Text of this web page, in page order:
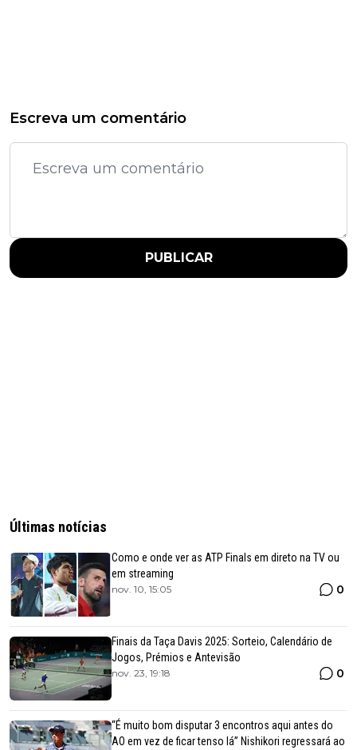
Escreva um comentário
PUBLICAR
Últimas notícias
Como e onde ver as ATP Finals em direto na TV ou
em streaming
nov. 10, 15:05 0
Finais da Taça Davis 2025: Sorteio, Calendário de
Jogos, Prémios e Antevisão
nov. 23, 19:18 0
“É muito bom disputar 3 encontros aqui antes do
AO em vez de ficar tenso lá” Nishikori regressará ao